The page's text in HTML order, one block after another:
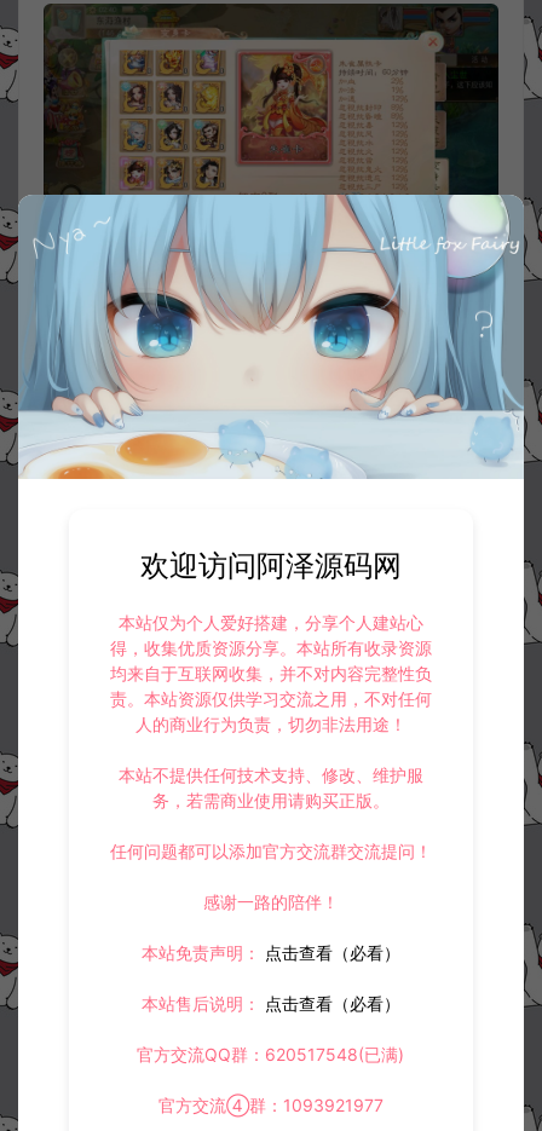
欢迎访问阿泽源码网
本站仅为个人爱好搭建，分享个人建站心
得，收集优质资源分享。本站所有收录资源
均来自于互联网收集，并不对内容完整性负
责。本站资源仅供学习交流之用，不对任何
人的商业行为负责，切勿非法用途！
本站不提供任何技术支持、修改、维护服
务，若需商业使用请购买正版。
任何问题都可以添加官方交流群交流提问！
感谢一路的陪伴！
本站免责声明： 点击查看（必看）
本站售后说明： 点击查看（必看）
官方交流QQ群：620517548(已满)
官方交流④群：1093921977